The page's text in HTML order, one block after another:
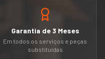
Garantia de 3 Meses
Em todos os serviços e peças
substituídas